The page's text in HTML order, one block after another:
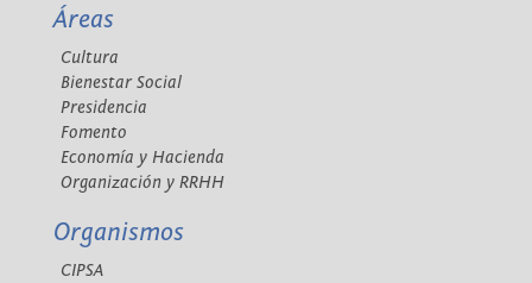
Áreas
Cultura
Bienestar Social
Presidencia
Fomento
Economía y Hacienda
Organización y RRHH
Organismos
CIPSA